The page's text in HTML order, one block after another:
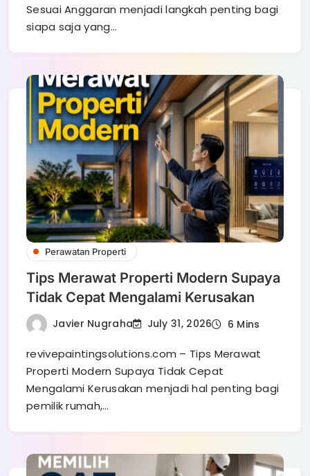
Sesuai Anggaran menjadi langkah penting bagi
siapa saja yang…
Perawatan Properti
Tips Merawat Properti Modern Supaya
Tidak Cepat Mengalami Kerusakan
Javier Nugraha July 31, 2026 6 Mins
revivepaintingsolutions.com – Tips Merawat
Properti Modern Supaya Tidak Cepat
Mengalami Kerusakan menjadi hal penting bagi
pemilik rumah,…